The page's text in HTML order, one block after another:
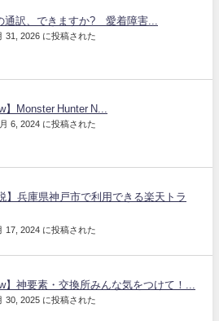
通訳、できますか? 愛着障害...
31, 2026 に投稿された
】Monster Hunter N...
6, 2024 に投稿された
】兵庫県神戸市で利用できる楽天トラ
17, 2024 に投稿された
】神要素・交換所みんな気をつけて！...
30, 2025 に投稿された